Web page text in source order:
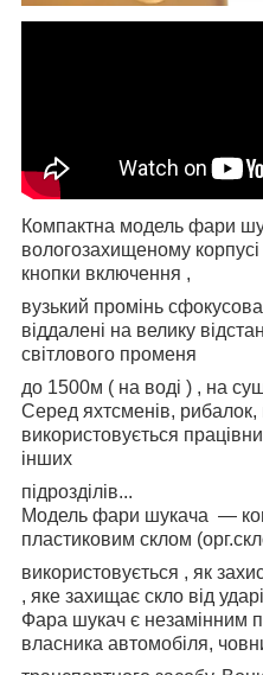
Компактна модель фари
вологозахищеному
кнопки включення ,
вузький промінь
віддалені на велику
світлового променя
до 1500м ( на воді ) , на
Серед яхтсменів,
використовується
інших
підрозділів...
Модель фари шукача ―
пластиковим склом
використовується , як
, яке захищає скло від
Фара шукач є незамінним
власника автомобіля,